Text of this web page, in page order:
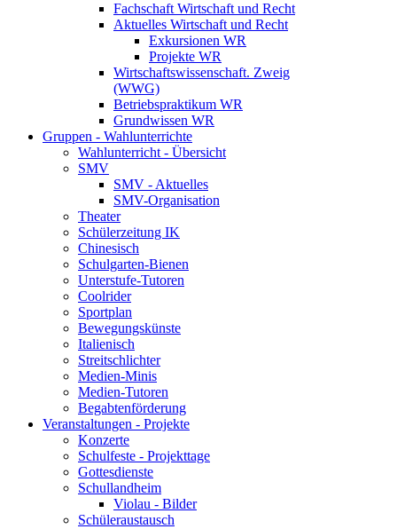
Fachschaft Wirtschaft und Recht
Aktuelles Wirtschaft und Recht
Exkursionen WR
Projekte WR
Wirtschaftswissenschaft. Zweig
(WWG)
Betriebspraktikum WR
Grundwissen WR
Gruppen - Wahlunterrichte
Wahlunterricht - Übersicht
SMV
SMV - Aktuelles
SMV-Organisation
Theater
Schülerzeitung IK
Chinesisch
Schulgarten-Bienen
Unterstufe-Tutoren
Coolrider
Sportplan
Bewegungskünste
Italienisch
Streitschlichter
Medien-Minis
Medien-Tutoren
Begabtenförderung
Veranstaltungen - Projekte
Konzerte
Schulfeste - Projekttage
Gottesdienste
Schullandheim
Violau - Bilder
Schüleraustausch